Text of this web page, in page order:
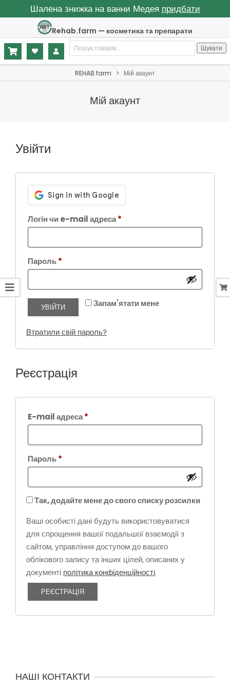
Шалена знижка на ванни Медея придбати
to
content
Rehab.farm — косметика та препарати
Шукати: Шукати
REHAB.farm > Мій акаунт
Мій акаунт
Увійти
Логін чи e-mail адреса*
Пароль*
Запам'ятати мене
УВІЙТИ
Втратили свій пароль?
Реєстрація
E-mail адреса*
Пароль*
Так, додайте мене до свого списку розсилки
Ваші особисті дані будуть використовуватися
для спрощення вашої подальшої взаємодії з
сайтом, управління доступом до вашого
облікового запису та інших цілей, описаних у
документі політика конфіденційності.
РЕЄСТРАЦІЯ
18
НАШІ КОНТАКТИ